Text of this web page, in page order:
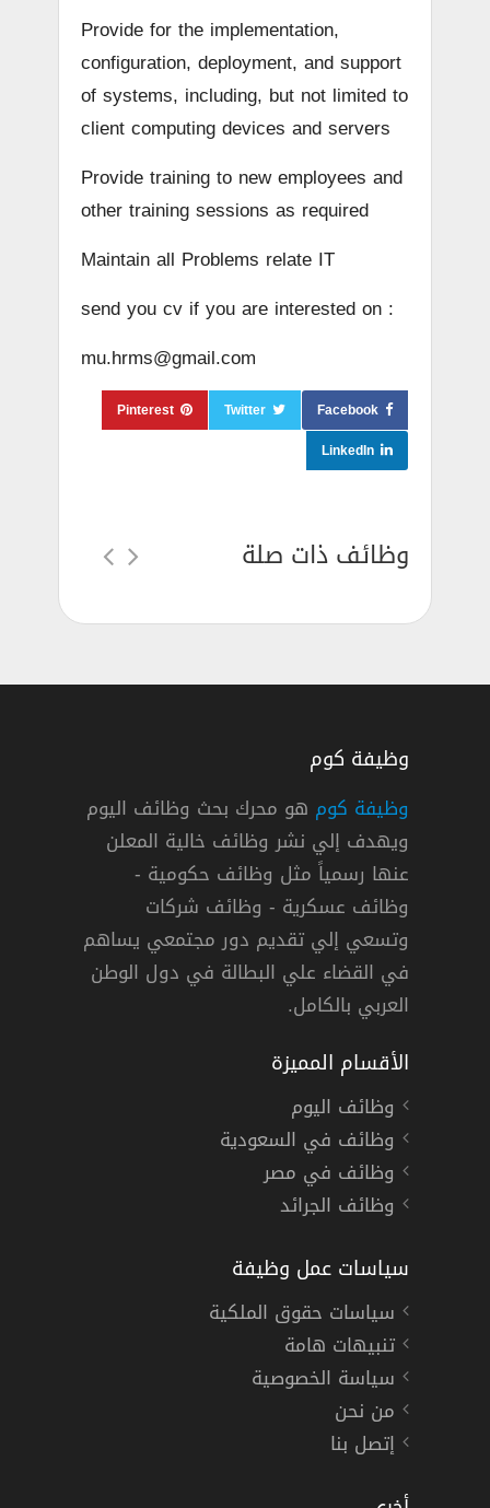
Provide for the implementation,
configuration, deployment, and support
of systems, including, but not limited to
client computing devices and servers
Provide training to new employees and
other training sessions as required
Maintain all Problems relate IT
send you cv if you are interested on :
mu.hrms@gmail.com
Facebook
Twitter
Pinterest
LinkedIn
وظائف ذات صلة
مصمم جرافيك في حضانة بمدينة نصر
القاهرة دوام كامل
وظيفة كوم
وظيفة كوم هو محرك بحث وظائف اليوم
ويهدف إلي نشر وظائف خالية المعلن
عنها رسمياً مثل وظائف حكومية -
وظائف عسكرية - وظائف شركات
وتسعي إلي تقديم دور مجتمعي يساهم
في القضاء علي البطالة في دول الوطن
العربي بالكامل.
الأقسام المميزة
وظائف اليوم
وظائف في السعودية
وظائف في مصر
وظائف الجرائد
سياسات عمل وظيفة
سياسات حقوق الملكية
تنبيهات هامة
سياسة الخصوصية
من نحن
إتصل بنا